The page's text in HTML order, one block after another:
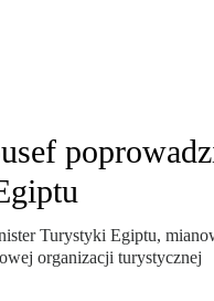
Turystyki Egiptu,
organizacji turystycznej